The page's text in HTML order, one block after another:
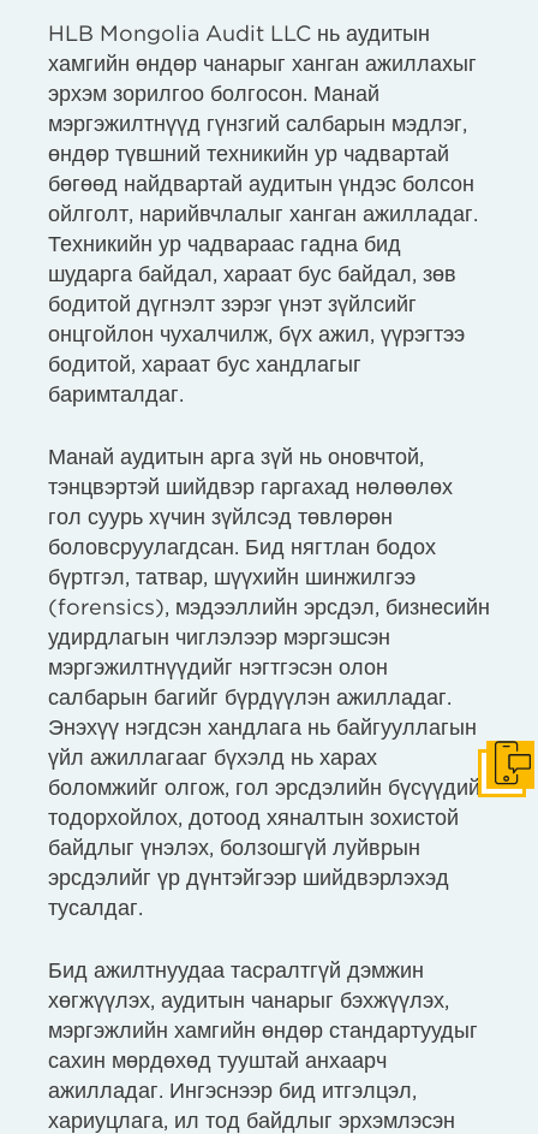
HLB Mongolia Audit LLC нь аудитын
хамгийн өндөр чанарыг ханган ажиллахыг
эрхэм зорилгоо болгосон. Манай
мэргэжилтнүүд гүнзгий салбарын мэдлэг,
өндөр түвшний техникийн ур чадвартай
бөгөөд найдвартай аудитын үндэс болсон
ойлголт, нарийвчлалыг ханган ажилладаг.
Техникийн ур чадвараас гадна бид
шударга байдал, хараат бус байдал, зөв
бодитой дүгнэлт зэрэг үнэт зүйлсийг
онцгойлон чухалчилж, бүх ажил, үүрэгтээ
бодитой, хараат бус хандлагыг
баримталдаг.
Манай аудитын арга зүй нь оновчтой,
тэнцвэртэй шийдвэр гаргахад нөлөөлөх
гол суурь хүчин зүйлсэд төвлөрөн
боловсруулагдсан. Бид нягтлан бодох
бүртгэл, татвар, шүүхийн шинжилгээ
(forensics), мэдээллийн эрсдэл, бизнесийн
удирдлагын чиглэлээр мэргэшсэн
мэргэжилтнүүдийг нэгтгэсэн олон
салбарын багийг бүрдүүлэн ажилладаг.
Энэхүү нэгдсэн хандлага нь байгууллагын
үйл ажиллагааг бүхэлд нь харах
боломжийг олгож, гол эрсдэлийн бүсүүдийг
тодорхойлох, дотоод хяналтын зохистой
байдлыг үнэлэх, болзошгүй луйврын
эрсдэлийг үр дүнтэйгээр шийдвэрлэхэд
тусалдаг.
Бид ажилтнуудаа тасралтгүй дэмжин
хөгжүүлэх, аудитын чанарыг бэхжүүлэх,
мэргэжлийн хамгийн өндөр стандартуудыг
сахин мөрдөхөд тууштай анхаарч
ажилладаг. Ингэснээр бид итгэлцэл,
хариуцлага, ил тод байдлыг эрхэмлэсэн
Get